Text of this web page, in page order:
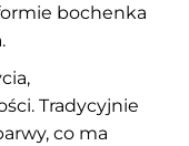
bochenka
Tradycyjnie
co ma